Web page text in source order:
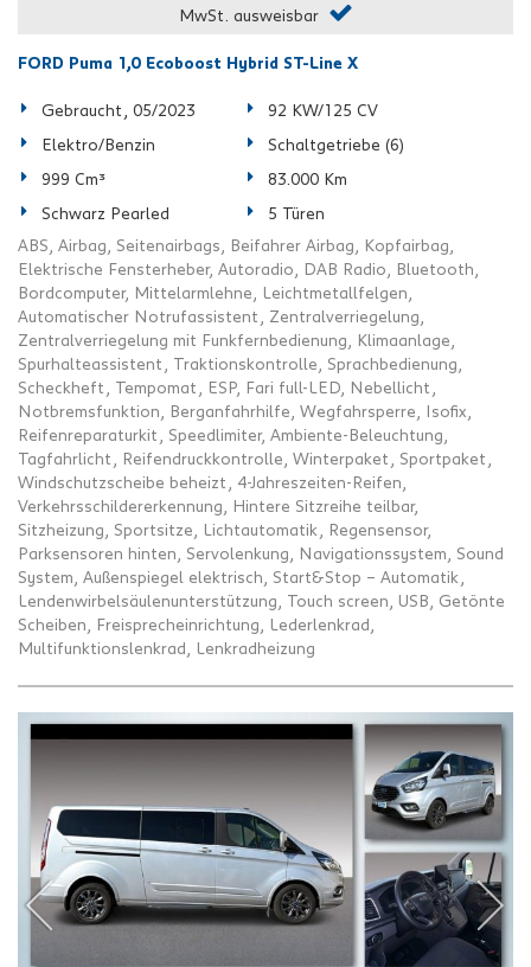
MwSt. ausweisbar
FORD Puma 1,0 Ecoboost Hybrid ST-Line X
Gebraucht, 05/2023 92 KW/125 CV
Elektro/Benzin Schaltgetriebe (6)
999 Cm³ 83.000 Km
Schwarz Pearled
5 Türen
ABS, Airbag, Seitenairbags, Beifahrer Airbag, Kopfairbag,
Elektrische Fensterheber, Autoradio, DAB Radio, Bluetooth,
Bordcomputer, Mittelarmlehne, Leichtmetallfelgen,
Automatischer Notrufassistent, Zentralverriegelung,
Zentralverriegelung mit Funkfernbedienung, Klimaanlage,
Spurhalteassistent, Traktionskontrolle, Sprachbedienung,
Scheckheft, Tempomat, ESP, Fari full-LED, Nebellicht,
Notbremsfunktion, Berganfahrhilfe, Wegfahrsperre, Isofix,
Reifenreparaturkit, Speedlimiter, Ambiente-Beleuchtung,
Tagfahrlicht, Reifendruckkontrolle, Winterpaket, Sportpaket,
Windschutzscheibe beheizt, 4-Jahreszeiten-Reifen,
Verkehrsschildererkennung, Hintere Sitzreihe teilbar,
Sitzheizung, Sportsitze, Lichtautomatik, Regensensor,
Parksensoren hinten, Servolenkung, Navigationssystem, Sound
System, Außenspiegel elektrisch, Start&Stop – Automatik,
Lendenwirbelsäulenunterstützung, Touch screen, USB, Getönte
Scheiben, Freisprecheinrichtung, Lederlenkrad,
Multifunktionslenkrad, Lenkradheizung